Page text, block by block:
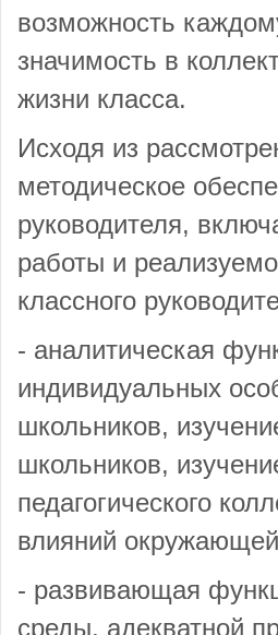
возможность
значимость в
жизни класса.
Исходя из
методическое
руководителя,
работы и
классного
- аналитическая
индивидуальных
школьников,
школьников,
педагогического
влияний
- развивающая
среды, адекватной